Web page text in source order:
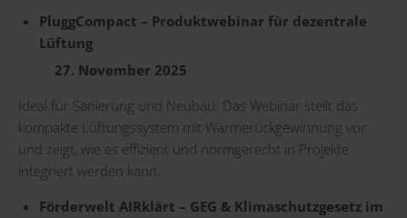
PluggCompact – Produktwebinar für dezentrale
Lüftung
27. November 2025
Ideal für Sanierung und Neubau: Das Webinar stellt das
kompakte Lüftungssystem mit Wärmerückgewinnung vor
und zeigt, wie es effizient und normgerecht in Projekte
integriert werden kann.
Förderwelt AIRklärt – GEG & Klimaschutzgesetz im